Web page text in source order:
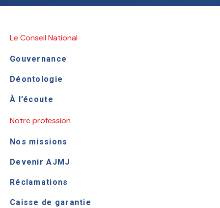
Le Conseil National
Gouvernance
Déontologie
À l’écoute
Notre profession
Nos missions
Devenir AJMJ
Réclamations
Caisse de garantie